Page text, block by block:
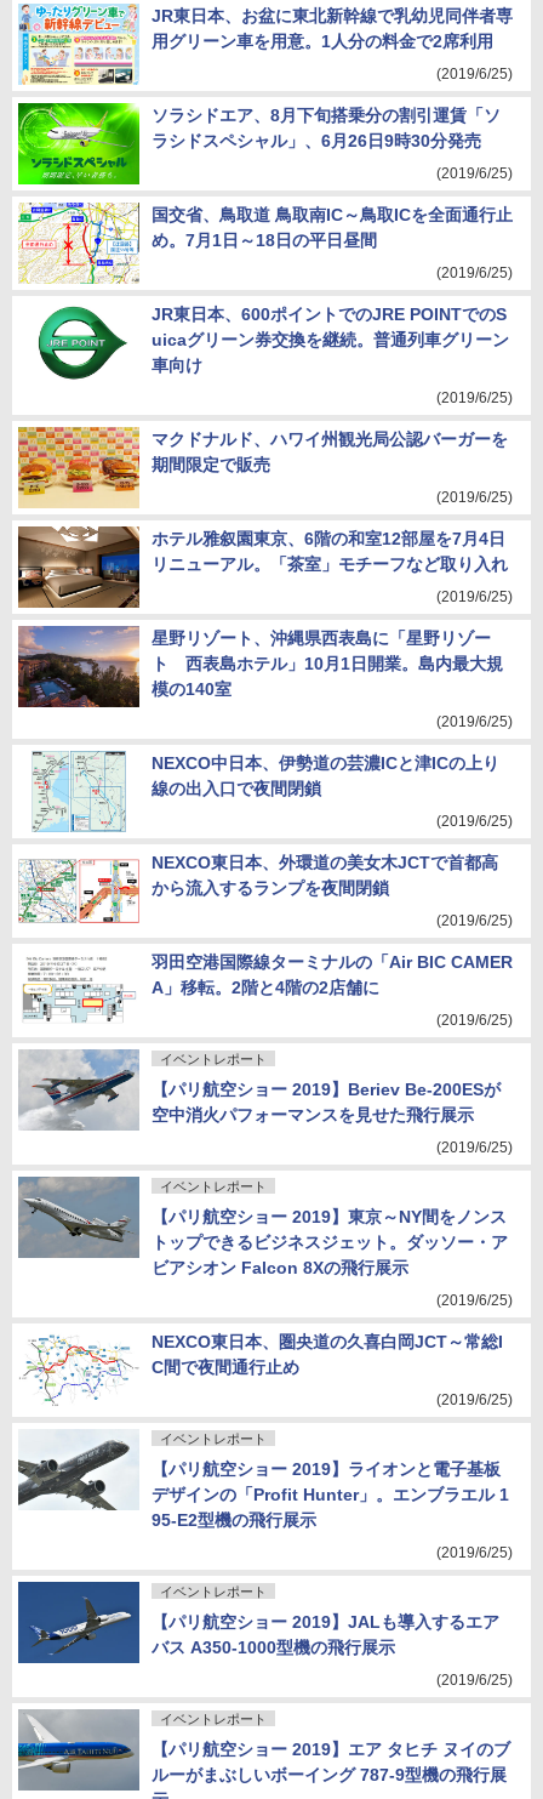
JR東日本、お盆に東北新幹線で乳幼児同伴者専
用グリーン車を用意。1人分の料金で2席利用
(2019/6/25)
ソラシドエア、8月下旬搭乗分の割引運賃「ソ
ラシドスペシャル」、6月26日9時30分発売
(2019/6/25)
国交省、鳥取道 鳥取南IC～鳥取ICを全面通行止
め。7月1日～18日の平日昼間
(2019/6/25)
JR東日本、600ポイントでのJRE POINTでのS
uicaグリーン券交換を継続。普通列車グリーン
車向け
(2019/6/25)
マクドナルド、ハワイ州観光局公認バーガーを
期間限定で販売
(2019/6/25)
ホテル雅叙園東京、6階の和室12部屋を7月4日
リニューアル。「茶室」モチーフなど取り入れ
(2019/6/25)
星野リゾート、沖縄県西表島に「星野リゾー
ト 西表島ホテル」10月1日開業。島内最大規
模の140室
(2019/6/25)
NEXCO中日本、伊勢道の芸濃ICと津ICの上り
線の出入口で夜間閉鎖
(2019/6/25)
NEXCO東日本、外環道の美女木JCTで首都高
から流入するランプを夜間閉鎖
(2019/6/25)
羽田空港国際線ターミナルの「Air BIC CAMER
A」移転。2階と4階の2店舗に
(2019/6/25)
イベントレポート
【パリ航空ショー 2019】Beriev Be-200ESが
空中消火パフォーマンスを見せた飛行展示
(2019/6/25)
イベントレポート
【パリ航空ショー 2019】東京～NY間をノンス
トップできるビジネスジェット。ダッソー・ア
ビアシオン Falcon 8Xの飛行展示
(2019/6/25)
NEXCO東日本、圏央道の久喜白岡JCT～常総I
C間で夜間通行止め
(2019/6/25)
イベントレポート
【パリ航空ショー 2019】ライオンと電子基板
デザインの「Profit Hunter」。エンブラエル 1
95-E2型機の飛行展示
(2019/6/25)
イベントレポート
【パリ航空ショー 2019】JALも導入するエア
バス A350-1000型機の飛行展示
(2019/6/25)
イベントレポート
【パリ航空ショー 2019】エア タヒチ ヌイのブ
ルーがまぶしいボーイング 787-9型機の飛行展